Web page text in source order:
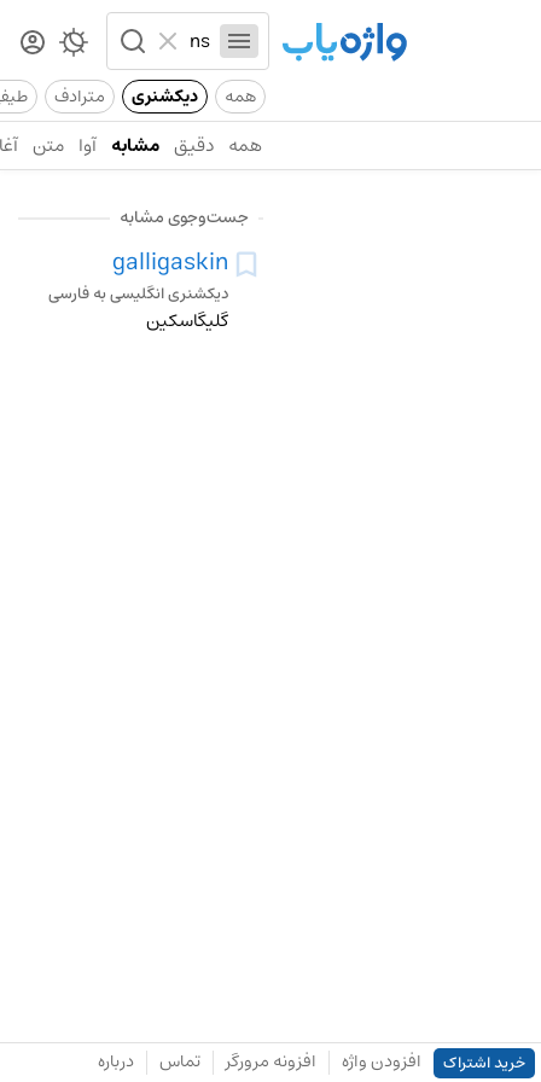
همه دیکشنری مترادف
همه دقیق مشابه آوا متن
جست‌وجوی مشابه
galligaskin
دیکشنری انگلیسی به فارسی
گلیگاسکین
خرید اشتراک افزودن واژه افزونه مرورگر تماس درباره